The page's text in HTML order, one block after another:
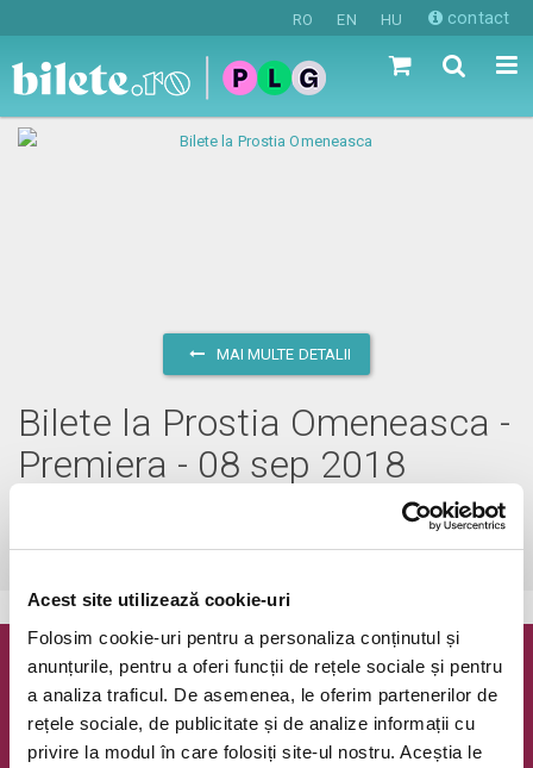
Acest site utilizează cookie-uri
Folosim cookie-uri pentru a personaliza conținutul și
anunțurile, pentru a oferi funcții de rețele sociale și pentru
a analiza traficul. De asemenea, le oferim partenerilor de
rețele sociale, de publicitate și de analize informații cu
privire la modul în care folosiți site-ul nostru. Aceștia le
RO EN HU contact
MAI MULTE DETALII
Bilete la Prostia Omeneasca -
Premiera - 08 sep 2018
Bucuresti, Teatrul Coquettevezi pe harta
Newsletter @ Bilete.ro
Oferte exclusive si o editie saptamanala cu cele mai noi
evenimente.